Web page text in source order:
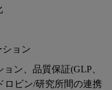
ョン
ン、品質保証(GLP、
ロビン/研究所間の連携